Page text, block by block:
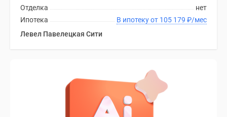
нет
Отделка
В ипотеку от 105 179 ₽/мес
Ипотека
Левел Павелецкая Сити